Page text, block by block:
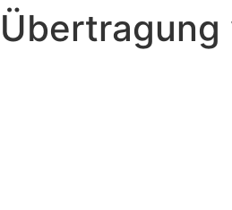
Zum
Inhalt
Übertragung